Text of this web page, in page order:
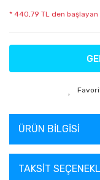
* 440,79 TL den
ÜRÜN BILGISI
TAKSIT